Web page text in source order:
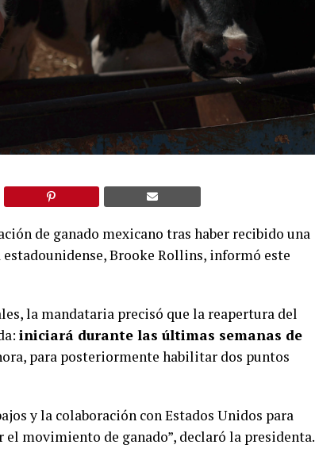
de ganado mexicano tras haber recibido una
Brooke Rollins, informó este
la mandataria precisó que la reapertura del
iniciará durante las últimas semanas de
para posteriormente habilitar dos puntos
y la colaboración con Estados Unidos para
movimiento de ganado”, declaró la presidenta.